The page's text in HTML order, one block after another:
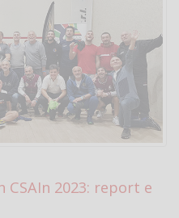
CSAIn 2023: report e